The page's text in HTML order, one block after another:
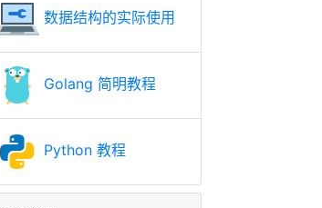
数据结构的实际使用
Golang 简明教程
Python 教程